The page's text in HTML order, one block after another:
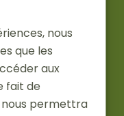
nous
que les
aux
fait de
permettra